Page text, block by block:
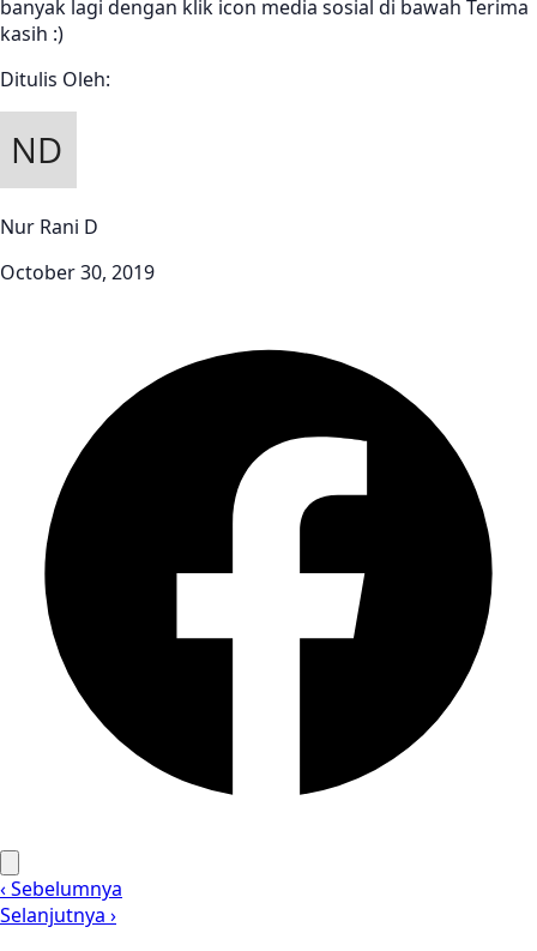
banyak lagi dengan klik icon media sosial di bawah Terima
kasih :)
Ditulis Oleh:
Nur Rani D
October 30, 2019
‹ Sebelumnya
Selanjutnya ›